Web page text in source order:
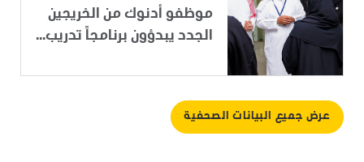
موظفو أدنوك من الخريجين
الجدد يبدؤون برنامجاً تدريب...
عرض جميع البيانات الصحفية